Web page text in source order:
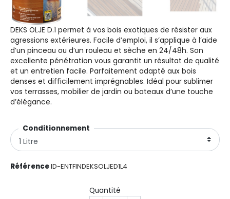
DEKS OLJE D.1 permet à vos bois exotiques de résister aux
agressions extérieures. Facile d’emploi, il s’applique à l’aide
d’un pinceau ou d’un rouleau et sèche en 24/48h. Son
excellente pénétration vous garantit un résultat de qualité
et un entretien facile. Parfaitement adapté aux bois
denses et difficilement imprégnables. Idéal pour sublimer
vos terrasses, mobilier de jardin ou bateaux d’une touche
d’élégance.
Conditionnementㅤ
RéférenceID-ENTFINDEKSOLJED1L4
Quantité